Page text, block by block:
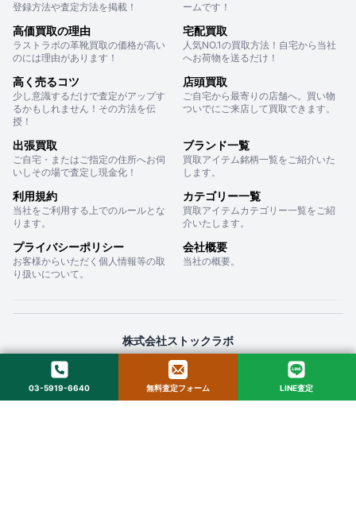
登録方法や査定方法を掲載！
ームです！
高価買取の理由
ラストラボの革靴買取の価格が高い
のには理由があります！
宅配買取
人気NO.1の買取方法！自宅から当社
へお荷物を送るだけ！
高く売るコツ
少し意識するだけで査定がアップす
るかもしれません！その方法を伝
授！
店頭買取
ご自宅から最寄りの店舗へ。買い物
ついでにご来店して買取できます。
出張買取
ご自宅・またはご指定の住所へお伺
いしその場で査定し現金化！
ブランド一覧
買取アイテム銘柄一覧をご紹介いた
します。
利用規約
当社をご利用する上でのルールとな
ります。
カテゴリー一覧
買取アイテムカテゴリー一覧をご紹
介いたします。
プライバシーポリシー
お客様からいただく個人情報等の取
り扱いについて。
会社概要
当社の概要。
株式会社ストックラボ
〒160-0022 東京都新宿区新宿２丁目１２−１６ セントフォービル ２０３
© 2025 StockLab. All Rights Reserved.
03-5919-6640 無料査定フォーム LINE査定